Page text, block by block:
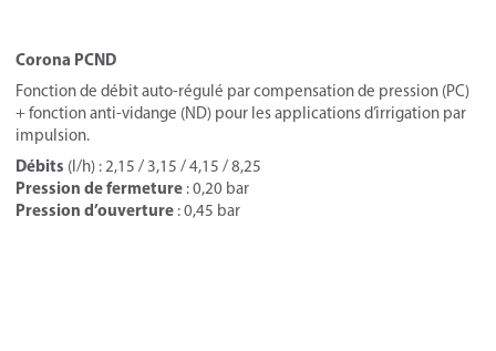
Corona PCND
Fonction de débit auto-régulé par compensation de pression (PC)
+ fonction anti-vidange (ND) pour les applications d’irrigation par
impulsion.
Débits (l/h) : 2,15 / 3,15 / 4,15 / 8,25
Pression de fermeture : 0,20 bar
Pression d’ouverture : 0,45 bar